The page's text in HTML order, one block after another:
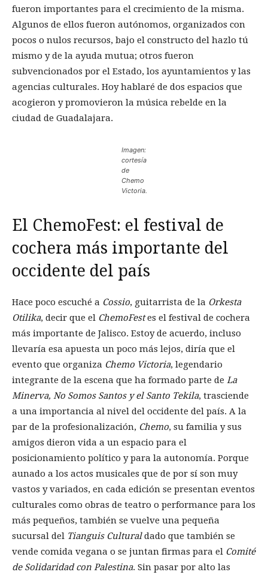
fueron importantes para el crecimiento de la misma.
Algunos de ellos fueron autónomos, organizados con
pocos o nulos recursos, bajo el constructo del hazlo tú
mismo y de la ayuda mutua; otros fueron
subvencionados por el Estado, los ayuntamientos y las
agencias culturales. Hoy hablaré de dos espacios que
acogieron y promovieron la música rebelde en la
ciudad de Guadalajara.
Imagen:
cortesía
de
Chemo
Victoria.
El ChemoFest: el festival de
cochera más importante del
occidente del país
Hace poco escuché a Cossio, guitarrista de la Orkesta
Otilika, decir que el ChemoFestes el festival de cochera
más importante de Jalisco. Estoy de acuerdo, incluso
llevaría esa apuesta un poco más lejos, diría que el
evento que organiza Chemo Victoria, legendario
integrante de la escena que ha formado parte de La
Minerva, No Somos Santos y el Santo Tekila, trasciende
a una importancia al nivel del occidente del país. A la
par de la profesionalización, Chemo, su familia y sus
amigos dieron vida a un espacio para el
posicionamiento político y para la autonomía. Porque
aunado a los actos musicales que de por sí son muy
vastos y variados, en cada edición se presentan eventos
culturales como obras de teatro o performance para los
más pequeños, también se vuelve una pequeña
sucursal del Tianguis Culturaldado que también se
vende comida vegana o se juntan firmas para el Comité
de Solidaridad con Palestina. Sin pasar por alto las